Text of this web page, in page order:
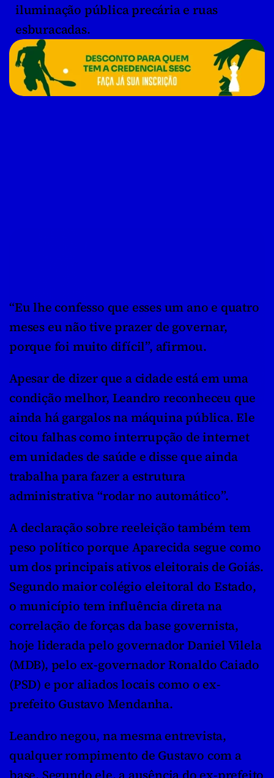
iluminação pública precária e ruas
esburacadas.
“Eu lhe confesso que esses um ano e quatro
meses eu não tive prazer de governar,
porque foi muito difícil”, afirmou.
Apesar de dizer que a cidade está em uma
condição melhor, Leandro reconheceu que
ainda há gargalos na máquina pública. Ele
citou falhas como interrupção de internet
em unidades de saúde e disse que ainda
trabalha para fazer a estrutura
administrativa “rodar no automático”.
A declaração sobre reeleição também tem
peso político porque Aparecida segue como
um dos principais ativos eleitorais de Goiás.
Segundo maior colégio eleitoral do Estado,
o município tem influência direta na
correlação de forças da base governista,
hoje liderada pelo governador Daniel Vilela
(MDB), pelo ex-governador Ronaldo Caiado
(PSD) e por aliados locais como o ex-
prefeito Gustavo Mendanha.
Leandro negou, na mesma entrevista,
qualquer rompimento de Gustavo com a